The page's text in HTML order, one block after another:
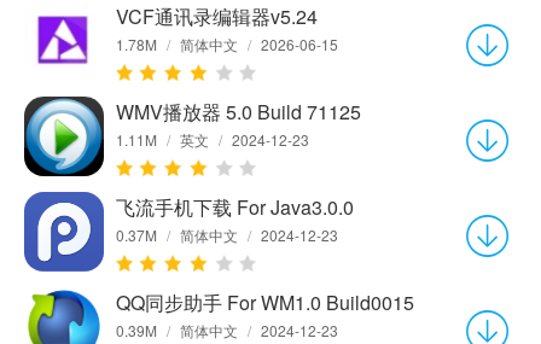
VCF通讯录编辑器v5.24
1.78M / 简体中文 / 2026-06-15
WMV播放器 5.0 Build 71125
1.11M / 英文 / 2024-12-23
飞流手机下载 For Java3.0.0
0.37M / 简体中文 / 2024-12-23
QQ同步助手 For WM1.0 Build0015
0.39M / 简体中文 / 2024-12-23